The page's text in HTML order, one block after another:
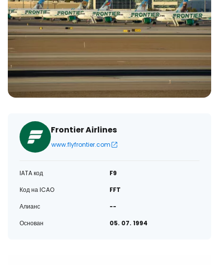
Frontier Airlines
www.flyfrontier.com
IATA код
F9
Код на ICAO
FFT
Алианс
--
Основан
05. 07. 1994